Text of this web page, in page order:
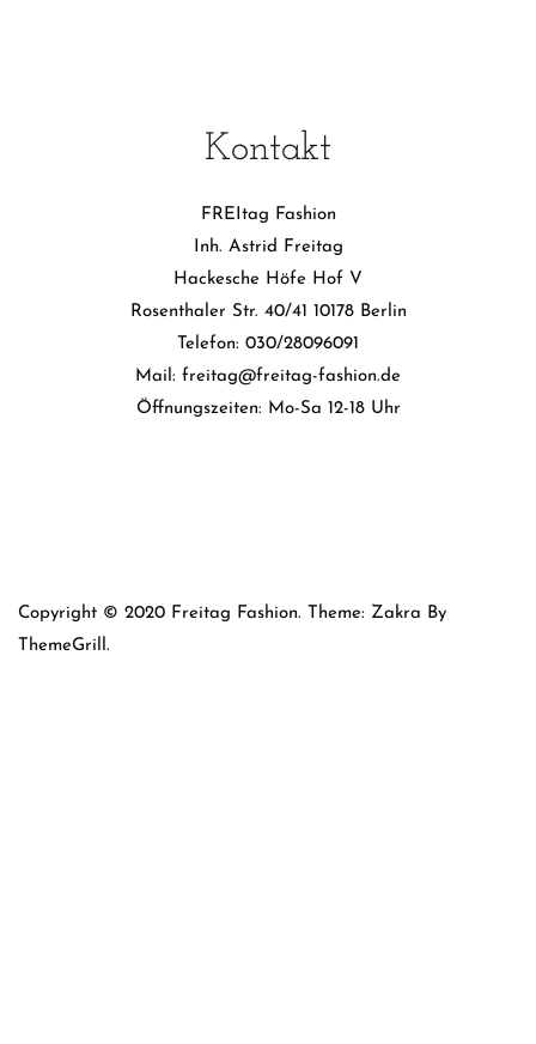
Kontakt
FREItag Fashion
Inh. Astrid Freitag
Hackesche Höfe Hof V
Rosenthaler Str. 40/41 10178 Berlin
Telefon: 030/28096091
Mail: freitag@freitag-fashion.de
Öffnungszeiten: Mo-Sa 12-18 Uhr
Copyright © 2020 Freitag Fashion. Theme: Zakra By
ThemeGrill.